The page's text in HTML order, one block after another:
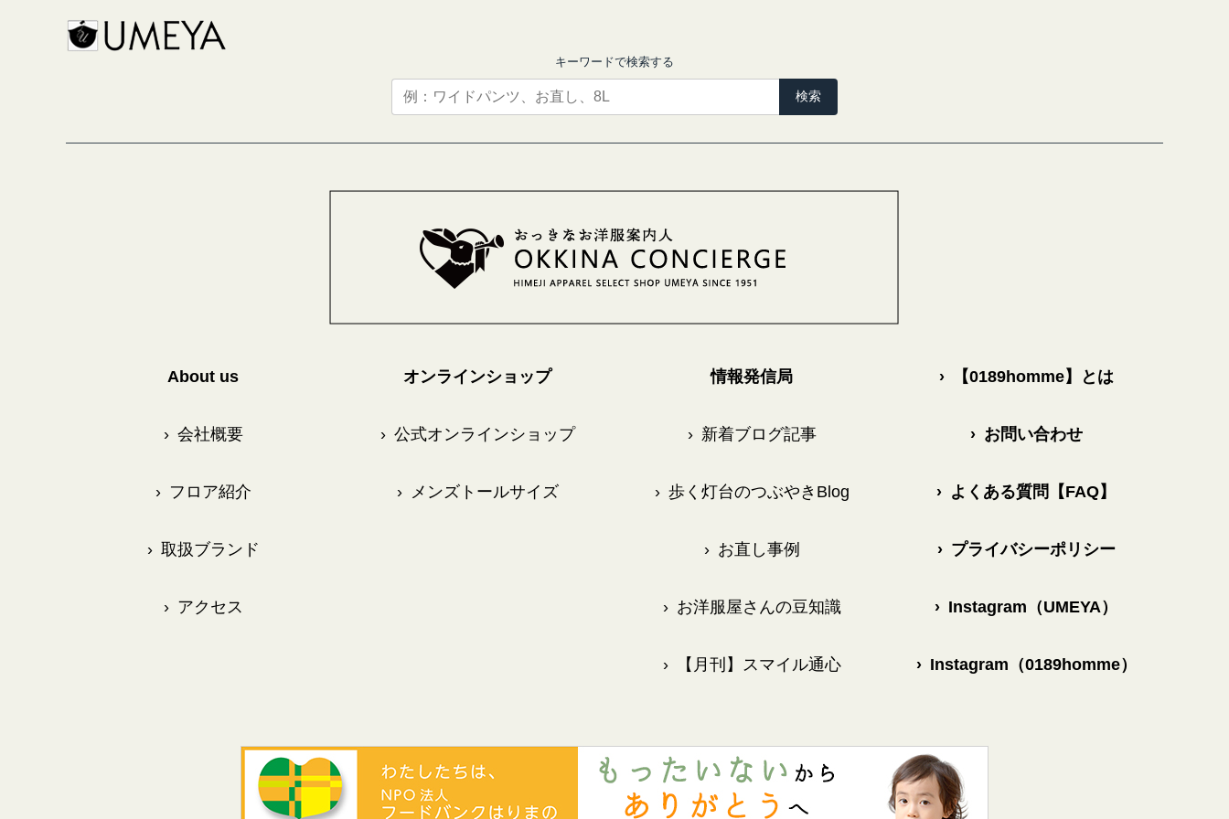
キーワードで検索する
検索
About us
›会社概要
›フロア紹介
›取扱ブランド
›アクセス
オンラインショップ
›公式オンラインショップ
›メンズトールサイズ
情報発信局
›新着ブログ記事
›歩く灯台のつぶやきBlog
›お直し事例
›お洋服屋さんの豆知識
›【月刊】スマイル通心
›【0189homme】とは
›お問い合わせ
› よくある質問【FAQ】
›プライバシーポリシー
› Instagram（UMEYA）
›Instagram（0189homme）